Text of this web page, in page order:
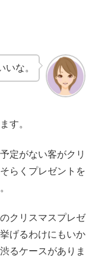
いな。
す。
定がない客がクリ
らくプレゼントを
クリスマスプレゼ
げるわけにもいか
るケースがありま